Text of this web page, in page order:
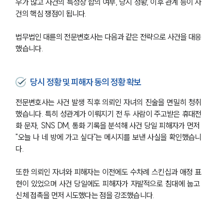
우가 많고 사건의 특성상 합의 여부, 당시 정황, 이후 관계 등이 사
건의 핵심 쟁점이 됩니다.
법무법인 대륜의 전문변호사는 다음과 같은 전략으로 사건을 대응
했습니다.
당시 정황 및 피해자 동의 정황 확보
전문변호사는 사건 발생 직후 의뢰인 자녀의 진술을 면밀히 청취
했습니다. 특히 성관계가 이뤄지기 전 두 사람이 주고받은 휴대전
화 문자, SNS DM, 통화 기록을 분석해 사건 당일 피해자가 먼저
"오늘 나 네 방에 가고 싶다"는 메시지를 보낸 사실을 확인했습니
다.
또한 의뢰인 자녀와 피해자는 이전에도 수차례 스킨십과 애정 표
현이 있었으며 사건 당일에도 피해자가 자발적으로 침대에 눕고
신체 접촉을 먼저 시도했다는 점을 강조했습니다.